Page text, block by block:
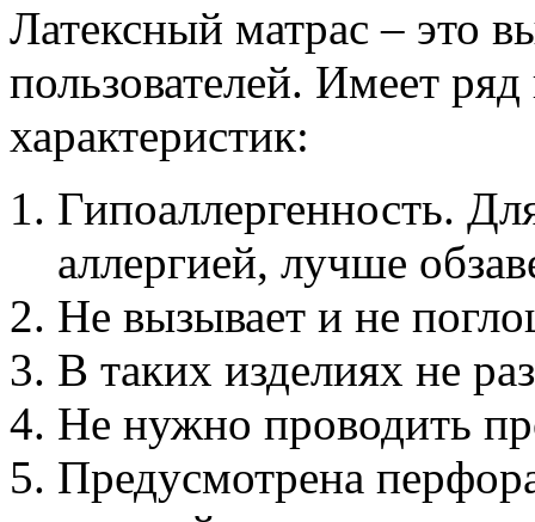
Латексный матрас – это
пользователей. Имеет
характеристик:
Гипоаллергенность.
аллергией, лучше
Не вызывает и не
В таких изделиях не
Не нужно проводить
Предусмотрена